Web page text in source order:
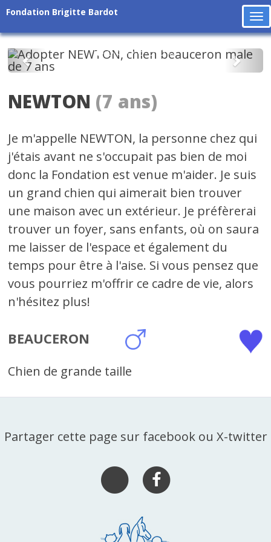
Fondation Brigitte Bardot
Précédent
NEWTON (7 ans)
Je m'appelle NEWTON, la personne chez qui
j'étais avant ne s'occupait pas bien de moi
donc la Fondation est venue m'aider. Je suis
un grand chien qui aimerait bien trouver
une maison avec un extérieur. Je préfèrerai
trouver un foyer, sans enfants, où on saura
me laisser de l'espace et également du
temps pour être à l'aise. Si vous pensez que
vous pourriez m'offrir ce cadre de vie, alors
n'hésitez plus!
BEAUCERON
Chien de grande taille
Partager cette page sur facebook ou X-twitter